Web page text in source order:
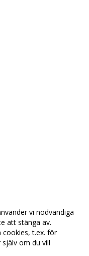
vi nödvändiga
att stänga av.
cookies, t.ex. för
om du vill